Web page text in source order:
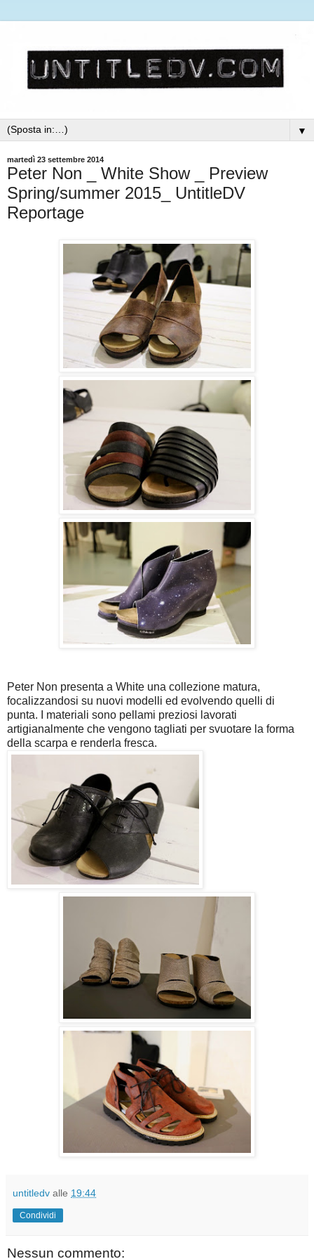
▼
martedì 23 settembre 2014
Peter Non _ White Show _ Preview
Spring/summer 2015_ UntitleDV
Reportage
Peter Non presenta a White una collezione matura,
focalizzandosi su nuovi modelli ed evolvendo quelli di
punta. I materiali sono pellami preziosi lavorati
artigianalmente che vengono tagliati per svuotare la forma
della scarpa e renderla fresca.
untitledv alle 19:44
Condividi
Nessun commento: